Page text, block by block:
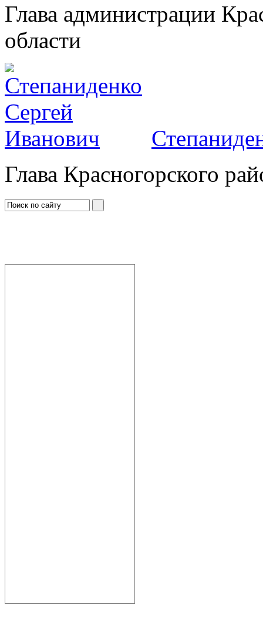
Глава администрации
области
Глава Красногорского